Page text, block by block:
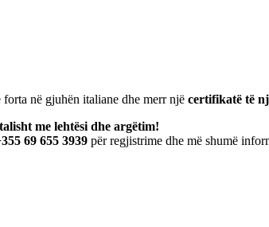
në gjuhën italiane dhe merr një certifikatë të
me lehtësi dhe argëtim!
69 655 3939 për regjistrime dhe më shumë